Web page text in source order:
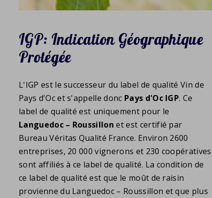
IGP: Indication Géographique
Protégée
L'IGP est le successeur du label de qualité Vin de
Pays d'Oc et s'appelle donc Pays d'Oc IGP. Ce
label de qualité est uniquement pour le
Languedoc – Roussillon et est certifié par
Bureau Véritas Qualité France. Environ 2600
entreprises, 20 000 vignerons et 230 coopératives
sont affiliés à ce label de qualité. La condition de
ce label de qualité est que le moût de raisin
provienne du Languedoc – Roussillon et que plus